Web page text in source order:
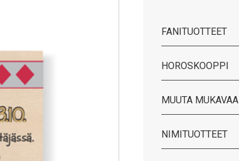
FANITUOTTEET
HOROSKOOPPI
MUUTA MUKAVAA
NIMITUOTTEET